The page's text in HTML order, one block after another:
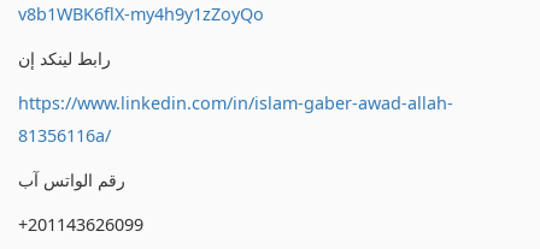
v8b1WBK6flX-my4h9y1zZoyQo
رابط لينكد إن
https://www.linkedin.com/in/islam-gaber-awad-allah-
81356116a/
رقم الواتس آب
+201143626099